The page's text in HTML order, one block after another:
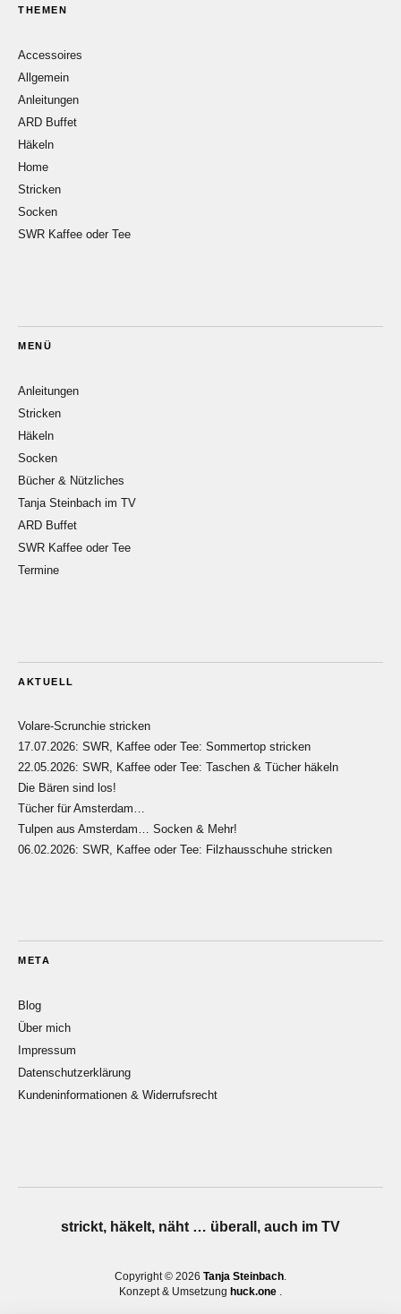
THEMEN
Accessoires
Allgemein
Anleitungen
ARD Buffet
Häkeln
Home
Stricken
Socken
SWR Kaffee oder Tee
MENÜ
Anleitungen
Stricken
Häkeln
Socken
Bücher & Nützliches
Tanja Steinbach im TV
ARD Buffet
SWR Kaffee oder Tee
Termine
AKTUELL
Volare-Scrunchie stricken
17.07.2026: SWR, Kaffee oder Tee: Sommertop stricken
22.05.2026: SWR, Kaffee oder Tee: Taschen & Tücher häkeln
Die Bären sind los!
Tücher für Amsterdam…
Tulpen aus Amsterdam… Socken & Mehr!
06.02.2026: SWR, Kaffee oder Tee: Filzhausschuhe stricken
META
Blog
Über mich
Impressum
Datenschutzerklärung
Kundeninformationen & Widerrufsrecht
strickt, häkelt, näht … überall, auch im TV
Copyright © 2026 Tanja Steinbach
Konzept & Umsetzung huck.one